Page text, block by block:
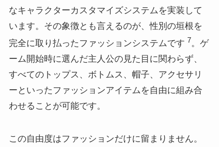
なキャラクターカスタマイズシステムを実装して
います。その象徴とも言えるのが、性別の垣根を
完全に取り払ったファッションシステムです 7。ゲ
ーム開始時に選んだ主人公の見た目に関わらず、
すべてのトップス、ボトムス、帽子、アクセサリ
ーといったファッションアイテムを自由に組み合
わせることが可能です。
この自由度はファッションだけに留まりません。